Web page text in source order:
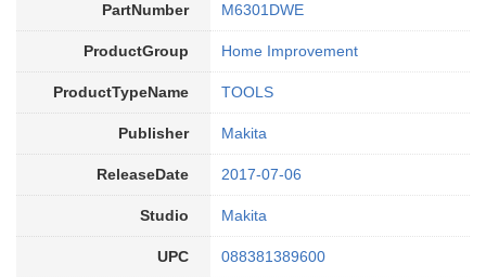
PartNumber M6301DWE
ProductGroup Home Improvement
ProductTypeName TOOLS
Publisher Makita
ReleaseDate 2017-07-06
Studio Makita
UPC 088381389600